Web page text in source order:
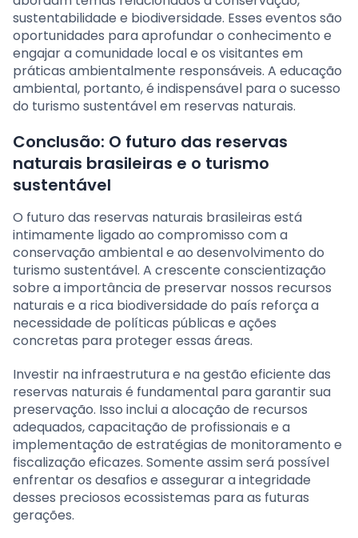
sustentabilidade e biodiversidade. Esses eventos são
oportunidades para aprofundar o conhecimento e
engajar a comunidade local e os visitantes em
práticas ambientalmente responsáveis. A educação
ambiental, portanto, é indispensável para o sucesso
do turismo sustentável em reservas naturais.
Conclusão: O futuro das reservas
naturais brasileiras e o turismo
sustentável
O futuro das reservas naturais brasileiras está
intimamente ligado ao compromisso com a
conservação ambiental e ao desenvolvimento do
turismo sustentável. A crescente conscientização
sobre a importância de preservar nossos recursos
naturais e a rica biodiversidade do país reforça a
necessidade de políticas públicas e ações
concretas para proteger essas áreas.
Investir na infraestrutura e na gestão eficiente das
reservas naturais é fundamental para garantir sua
preservação. Isso inclui a alocação de recursos
adequados, capacitação de profissionais e a
implementação de estratégias de monitoramento e
fiscalização eficazes. Somente assim será possível
enfrentar os desafios e assegurar a integridade
desses preciosos ecossistemas para as futuras
gerações.